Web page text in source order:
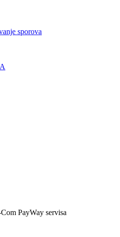
sporova
PayWay servisa